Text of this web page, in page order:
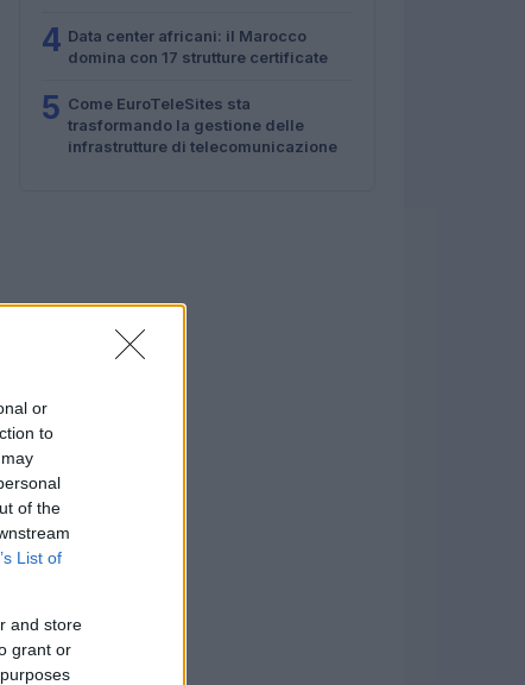
or
to
of the
List of
and store
grant or
4 Data center africani: il Marocco
domina con 17 strutture certificate
5 Come EuroTeleSites sta
trasformando la gestione delle
infrastrutture di telecomunicazione